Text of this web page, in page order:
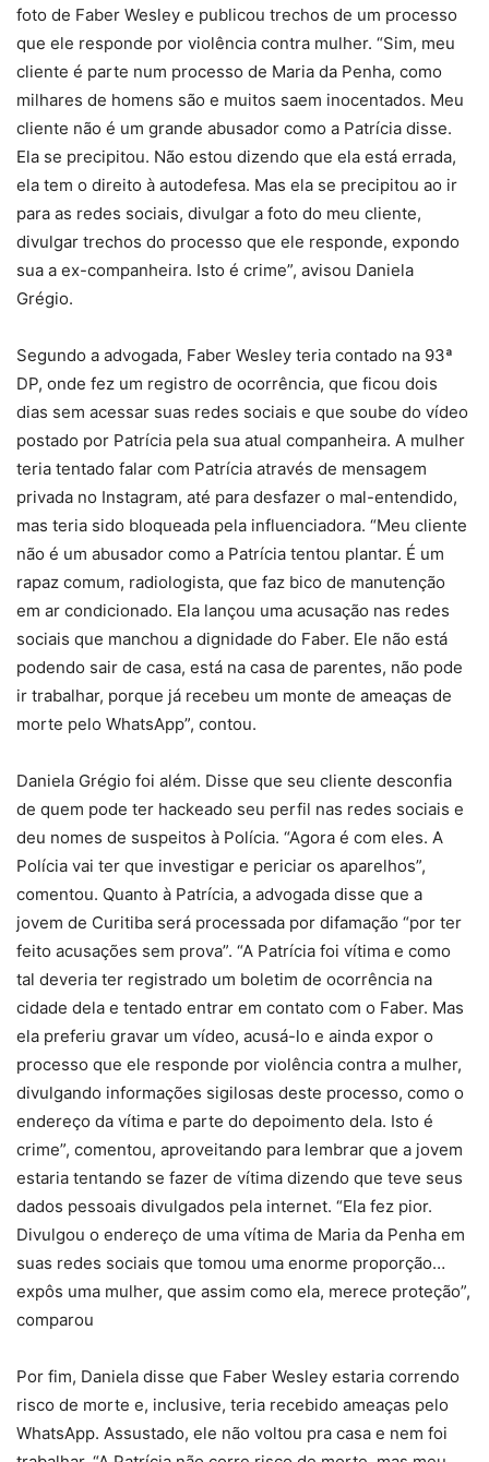
foto de Faber Wesley e publicou trechos de um processo
que ele responde por violência contra mulher. “Sim, meu
cliente é parte num processo de Maria da Penha, como
milhares de homens são e muitos saem inocentados. Meu
cliente não é um grande abusador como a Patrícia disse.
Ela se precipitou. Não estou dizendo que ela está errada,
ela tem o direito à autodefesa. Mas ela se precipitou ao ir
para as redes sociais, divulgar a foto do meu cliente,
divulgar trechos do processo que ele responde, expondo
sua a ex-companheira. Isto é crime”, avisou Daniela
Grégio.
Segundo a advogada, Faber Wesley teria contado na 93ª
DP, onde fez um registro de ocorrência, que ficou dois
dias sem acessar suas redes sociais e que soube do vídeo
postado por Patrícia pela sua atual companheira. A mulher
teria tentado falar com Patrícia através de mensagem
privada no Instagram, até para desfazer o mal-entendido,
mas teria sido bloqueada pela influenciadora. “Meu cliente
não é um abusador como a Patrícia tentou plantar. É um
rapaz comum, radiologista, que faz bico de manutenção
em ar condicionado. Ela lançou uma acusação nas redes
sociais que manchou a dignidade do Faber. Ele não está
podendo sair de casa, está na casa de parentes, não pode
ir trabalhar, porque já recebeu um monte de ameaças de
morte pelo WhatsApp”, contou.
Daniela Grégio foi além. Disse que seu cliente desconfia
de quem pode ter hackeado seu perfil nas redes sociais e
deu nomes de suspeitos à Polícia. “Agora é com eles. A
Polícia vai ter que investigar e periciar os aparelhos”,
comentou. Quanto à Patrícia, a advogada disse que a
jovem de Curitiba será processada por difamação “por ter
feito acusações sem prova”. “A Patrícia foi vítima e como
tal deveria ter registrado um boletim de ocorrência na
cidade dela e tentado entrar em contato com o Faber. Mas
ela preferiu gravar um vídeo, acusá-lo e ainda expor o
processo que ele responde por violência contra a mulher,
divulgando informações sigilosas deste processo, como o
endereço da vítima e parte do depoimento dela. Isto é
crime”, comentou, aproveitando para lembrar que a jovem
estaria tentando se fazer de vítima dizendo que teve seus
dados pessoais divulgados pela internet. “Ela fez pior.
Divulgou o endereço de uma vítima de Maria da Penha em
suas redes sociais que tomou uma enorme proporção…
expôs uma mulher, que assim como ela, merece proteção”,
comparou
Por fim, Daniela disse que Faber Wesley estaria correndo
risco de morte e, inclusive, teria recebido ameaças pelo
WhatsApp. Assustado, ele não voltou pra casa e nem foi